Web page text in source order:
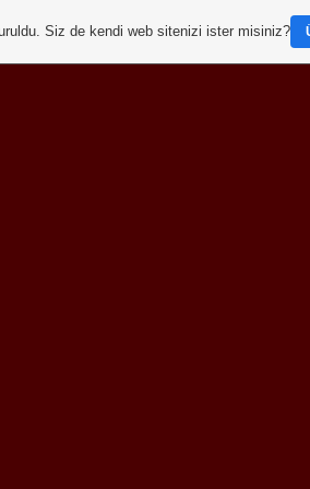
Siz de kendi web sitenizi ister misiniz?